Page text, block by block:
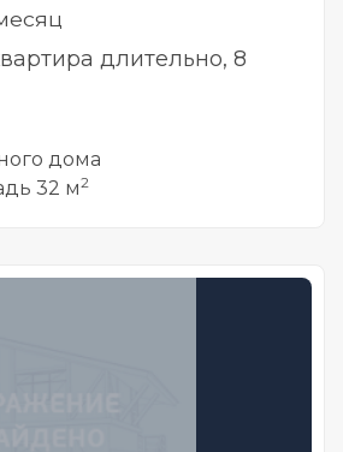
длительно, 8
дома
32 м2